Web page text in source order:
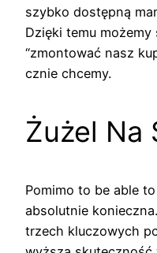
szybko dostępną
Dzięki temu
“zmontować nasz
cznie chcemy.
Żużel Na
Pomimo to be able
absolutnie
trzech kluczowych